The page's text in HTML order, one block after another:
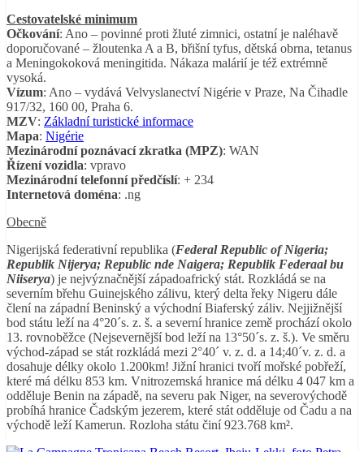
Cestovatelské minimum
Očkování: Ano – povinné proti žluté zimnici, ostatní je naléhavě
doporučované – žloutenka A a B, břišní tyfus, dětská obrna, tetanus
a Meningokoková meningitida. Nákaza malárií je též extrémně
vysoká.
Vízum: Ano – vydává Velvyslanectví Nigérie v Praze, Na Čihadle
917/32, 160 00, Praha 6.
MZV: Základní turistické informace
Mapa: Nigérie
Mezinárodní poznávací zkratka (MPZ): WAN
Řízení vozidla: vpravo
Mezinárodní telefonní předčíslí: + 234
Internetová doména: .ng
Obecně
Nigerijská federativní republika (Federal Republic of Nigeria;
Republik Nijerya; Republic nde Naigera; Republik Federaal bu
Niiserya) je nejvýznačnější západoafrický stát. Rozkládá se na
severním břehu Guinejského zálivu, který delta řeky Nigeru dále
člení na západní Beninský a východní Biaferský záliv. Nejjižnější
bod státu leží na 4°20´s. z. š. a severní hranice země prochází okolo
13. rovnoběžce (Nejsevernější bod leží na 13°50´s. z. š.). Ve směru
východ-západ se stát rozkládá mezi 2°40´ v. z. d. a 14;40´v. z. d. a
dosahuje délky okolo 1.200km! Jižní hranici tvoří mořské pobřeží,
které má délku 853 km. Vnitrozemská hranice má délku 4 047 km a
odděluje Benin na západě, na severu pak Niger, na severovýchodě
probíhá hranice Čadským jezerem, které stát odděluje od Čadu a na
východě leží Kamerun. Rozloha státu činí 923.768 km².